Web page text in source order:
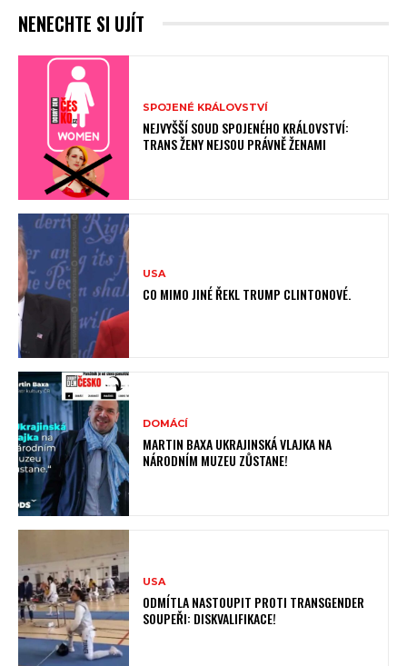
NENECHTE SI UJÍT
SPOJENÉ KRÁLOVSTVÍ
NEJVYŠŠÍ SOUD SPOJENÉHO KRÁLOVSTVÍ:
TRANS ŽENY NEJSOU PRÁVNĚ ŽENAMI
USA
CO MIMO JINÉ ŘEKL TRUMP CLINTONOVÉ.
DOMÁCÍ
MARTIN BAXA UKRAJINSKÁ VLAJKA NA
NÁRODNÍM MUZEU ZŮSTANE!
USA
ODMÍTLA NASTOUPIT PROTI TRANSGENDER
SOUPEŘI: DISKVALIFIKACE!